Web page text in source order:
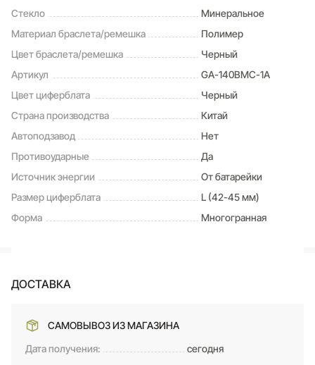
Стекло
Минеральное
Материал браслета/ремешка
Полимер
Цвет браслета/ремешка
Черный
Артикул
GA-140BMC-1A
Цвет циферблата
Черный
Страна производства
Китай
Автоподзавод
Нет
Противоударные
Да
Источник энергии
От батарейки
Размер циферблата
L (42-45 мм)
Форма
Многогранная
ДОСТАВКА
САМОВЫВОЗ ИЗ МАГАЗИНА
Дата получения:
сегодня